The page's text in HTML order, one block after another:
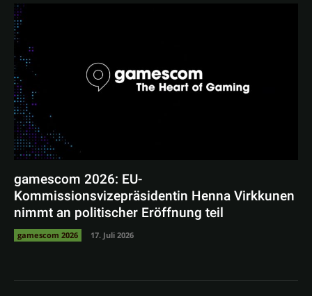
gamescom 2026: EU-
Kommissionsvizepräsidentin Henna Virkkunen
nimmt an politischer Eröffnung teil
gamescom 2026 17. Juli 2026